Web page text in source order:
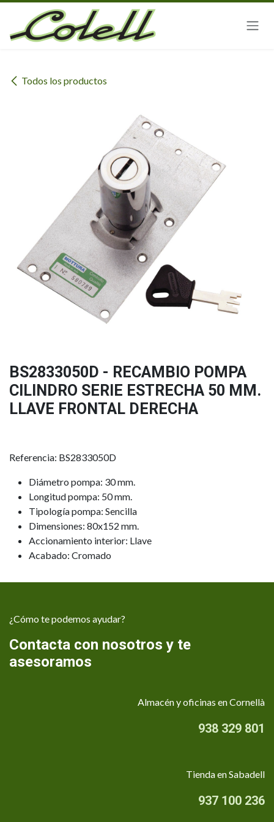
Ir al contenido
Todos los productos
BS2833050D - RECAMBIO POMPA
CILINDRO SERIE ESTRECHA 50 MM.
LLAVE FRONTAL DERECHA
Referencia: BS2833050D
Diámetro pompa: 30 mm.
Longitud pompa: 50 mm.
Tipología pompa: Sencilla
Dimensiones: 80x152 mm.
Accionamiento interior: Llave
Acabado: Cromado
¿Cómo te podemos ayudar?
Contacta con nosotros y te
asesoramos
Almacén y oficinas en Cornellà
938 329 801
Tienda en Sabadell
937 100 236